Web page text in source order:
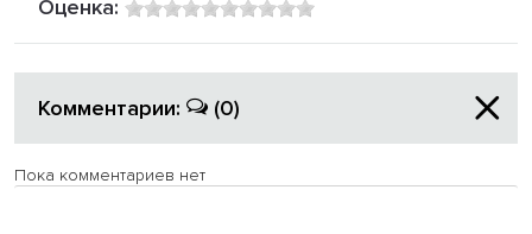
Оценка:
Комментарии: (0)
Пока комментариев нет